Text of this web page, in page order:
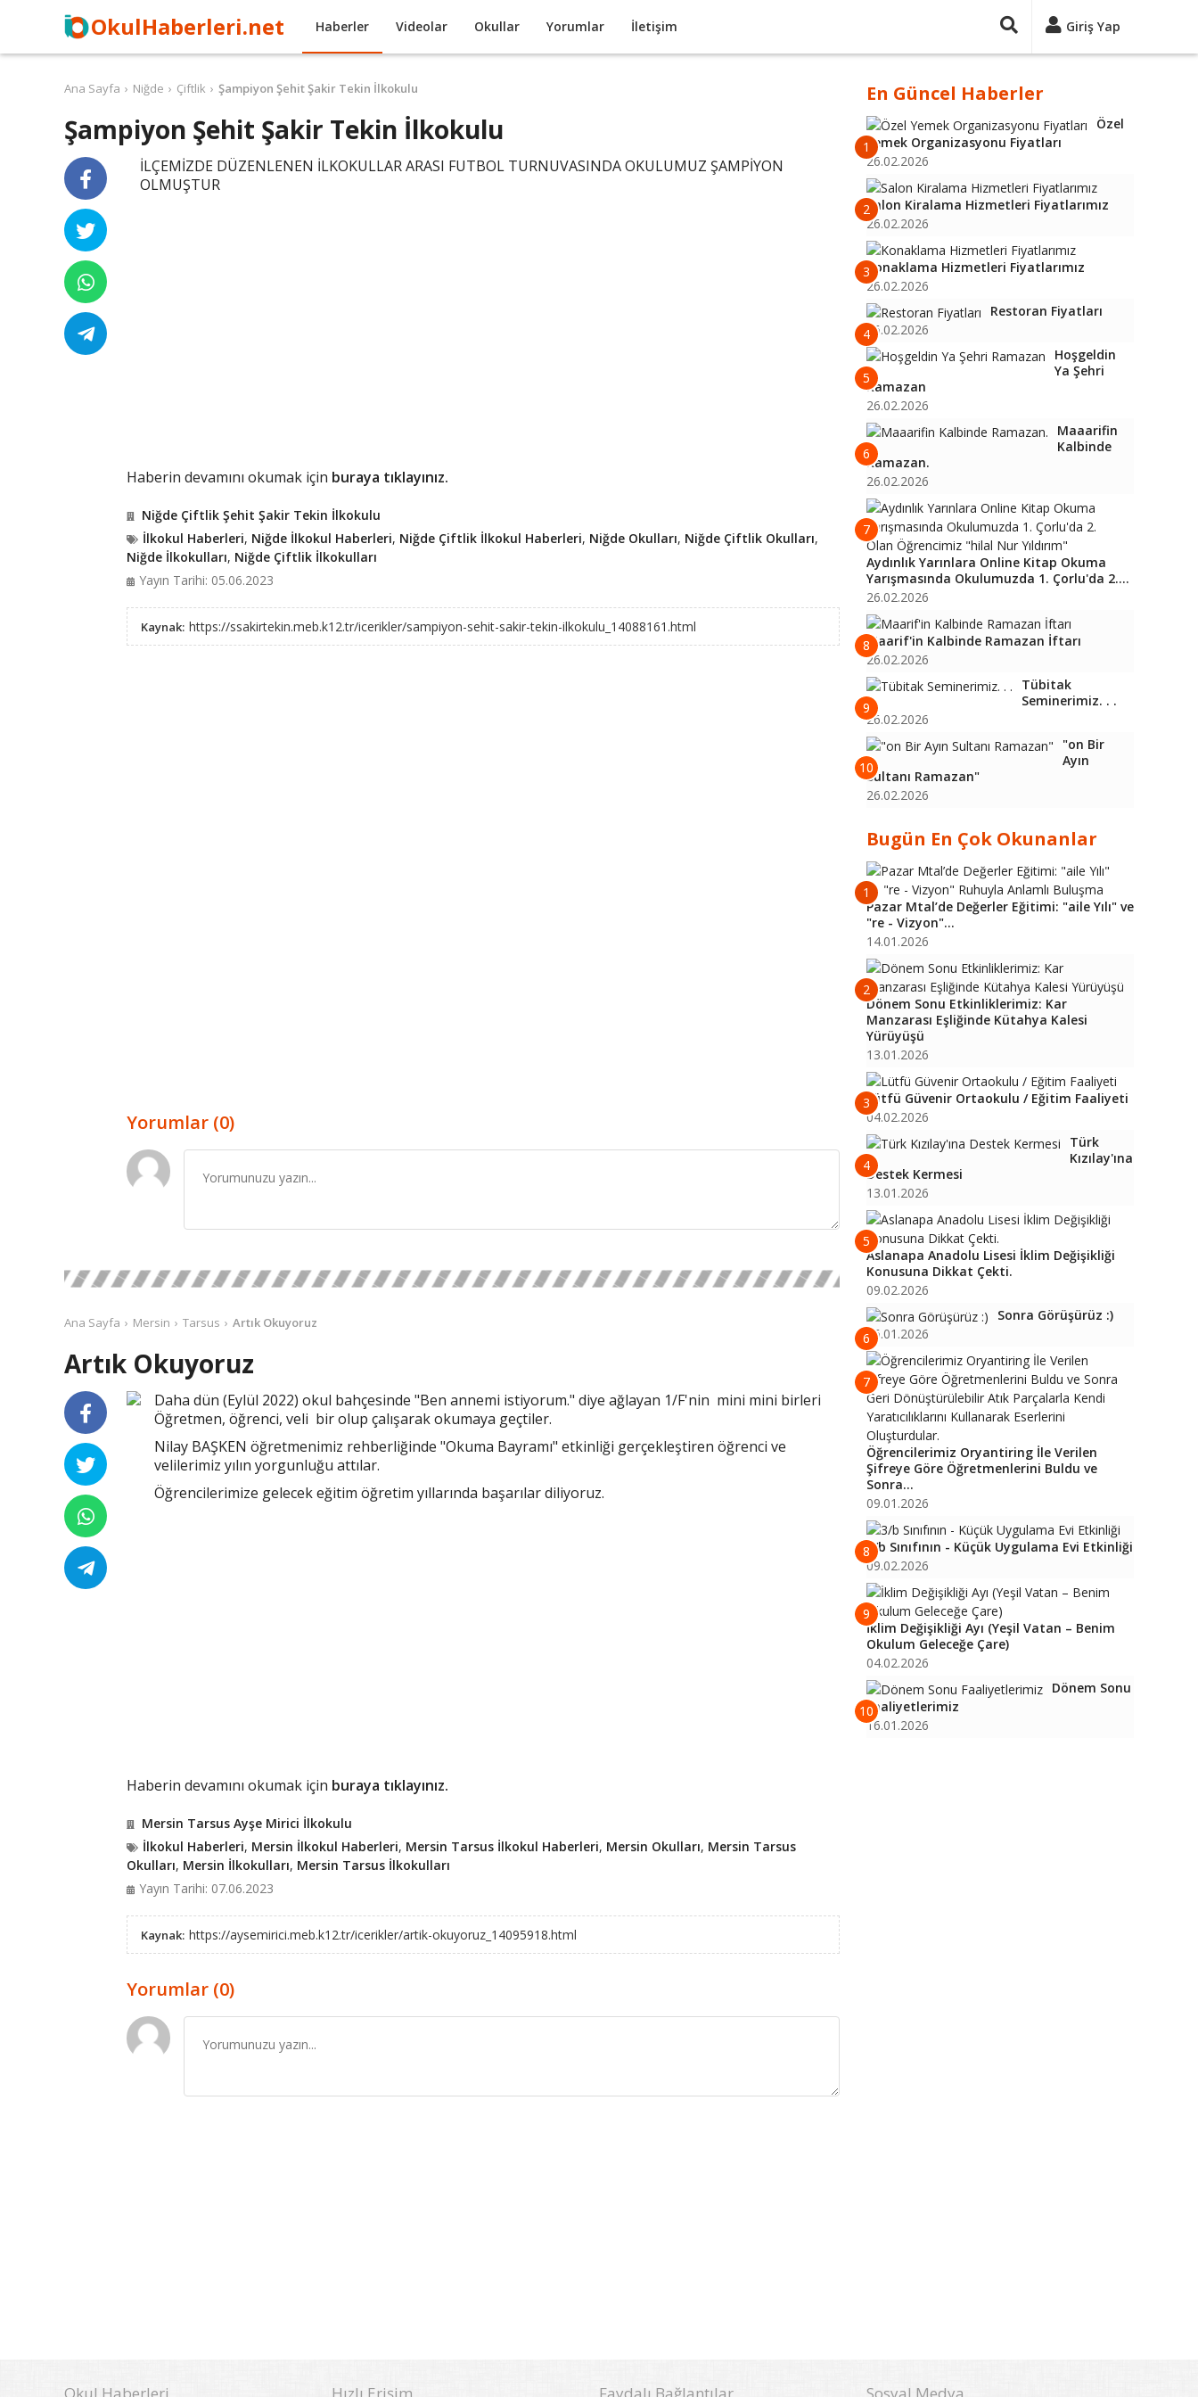
OkulHaberleri.net Haberler Videolar Okullar Yorumlar İletişim Giriş Yap
Ana Sayfa Niğde Çiftlik Şampiyon Şehit Şakir Tekin İlkokulu
Şampiyon Şehit Şakir Tekin İlkokulu
İLÇEMİZDE DÜZENLENEN İLKOKULLAR ARASI FUTBOL TURNUVASINDA OKULUMUZ ŞAMPİYON
OLMUŞTUR
Haberin devamını okumak için buraya tıklayınız.
Niğde Çiftlik Şehit Şakir Tekin İlkokulu
İlkokul Haberleri, Niğde İlkokul Haberleri, Niğde Çiftlik İlkokul Haberleri, Niğde Okulları, Niğde Çiftlik Okulları,
Niğde İlkokulları, Niğde Çiftlik İlkokulları
Yayın Tarihi: 05.06.2023
Kaynak: https://ssakirtekin.meb.k12.tr/icerikler/sampiyon-sehit-sakir-tekin-ilkokulu_14088161.html
Yorumlar (0)
Ana Sayfa Mersin Tarsus Artık Okuyoruz
Artık Okuyoruz
Daha dün (Eylül 2022) okul bahçesinde "Ben annemi istiyorum." diye ağlayan 1/F'nin mini mini birleri
Öğretmen, öğrenci, veli bir olup çalışarak okumaya geçtiler.
Nilay BAŞKEN öğretmenimiz rehberliğinde "Okuma Bayramı" etkinliği gerçekleştiren öğrenci ve
velilerimiz yılın yorgunluğu attılar.
Öğrencilerimize gelecek eğitim öğretim yıllarında başarılar diliyoruz.
Haberin devamını okumak için buraya tıklayınız.
Mersin Tarsus Ayşe Mirici İlkokulu
İlkokul Haberleri, Mersin İlkokul Haberleri, Mersin Tarsus İlkokul Haberleri, Mersin Okulları, Mersin Tarsus
Okulları, Mersin İlkokulları, Mersin Tarsus İlkokulları
Yayın Tarihi: 07.06.2023
Kaynak: https://aysemirici.meb.k12.tr/icerikler/artik-okuyoruz_14095918.html
Yorumlar (0)
En Güncel Haberler
1
Özel
Yemek Organizasyonu Fiyatları
26.02.2026
2Salon Kiralama Hizmetleri Fiyatlarımız
26.02.2026
3Konaklama Hizmetleri Fiyatlarımız
26.02.2026
4
Restoran Fiyatları
26.02.2026
5
Hoşgeldin
Ya Şehri
Ramazan
26.02.2026
6
Maaarifin
Kalbinde
Ramazan.
26.02.2026
7
Aydınlık Yarınlara Online Kitap Okuma
Yarışmasında Okulumuzda 1. Çorlu'da 2....
26.02.2026
8Maarif'in Kalbinde Ramazan İftarı
26.02.2026
9
Tübitak
Seminerimiz. . .
26.02.2026
10
"on Bir
Ayın
Sultanı Ramazan"
26.02.2026
Bugün En Çok Okunanlar
1
Pazar Mtal’de Değerler Eğitimi: "aile Yılı" ve
"re - Vizyon"...
14.01.2026
2
Dönem Sonu Etkinliklerimiz: Kar
Manzarası Eşliğinde Kütahya Kalesi
Yürüyüşü
13.01.2026
3Lütfü Güvenir Ortaokulu / Eğitim Faaliyeti
04.02.2026
4
Türk
Kızılay'ına
Destek Kermesi
13.01.2026
5
Aslanapa Anadolu Lisesi İklim Değişikliği
Konusuna Dikkat Çekti.
09.02.2026
6
Sonra Görüşürüz :)
16.01.2026
7
Öğrencilerimiz Oryantiring İle Verilen
Şifreye Göre Öğretmenlerini Buldu ve
Sonra...
09.01.2026
83/b Sınıfının - Küçük Uygulama Evi Etkinliği
09.02.2026
9
İklim Değişikliği Ayı (Yeşil Vatan – Benim
Okulum Geleceğe Çare)
04.02.2026
10
Dönem Sonu
Faaliyetlerimiz
16.01.2026